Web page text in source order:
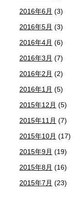
2016年6月 (3)
2016年5月 (3)
2016年4月 (6)
2016年3月 (7)
2016年2月 (2)
2016年1月 (5)
2015年12月 (5)
2015年11月 (7)
2015年10月 (17)
2015年9月 (19)
2015年8月 (16)
2015年7月 (23)